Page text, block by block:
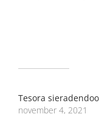
Tesora
november 4, 2021